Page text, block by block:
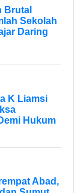
Brutal
Sekolah
Daring
K Liamsi
Hukum
Abad,